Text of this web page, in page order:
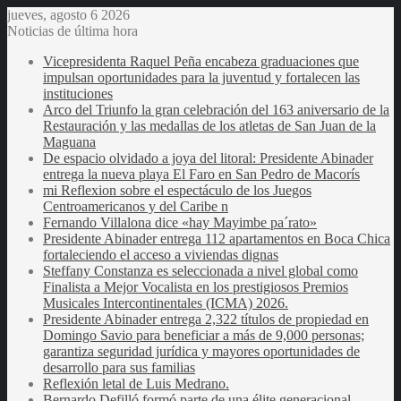
jueves, agosto 6 2026
Noticias de última hora
Vicepresidenta Raquel Peña encabeza graduaciones que
impulsan oportunidades para la juventud y fortalecen las
instituciones
Arco del Triunfo la gran celebración del 163 aniversario de la
Restauración y las medallas de los atletas de San Juan de la
Maguana
De espacio olvidado a joya del litoral: Presidente Abinader
entrega la nueva playa El Faro en San Pedro de Macorís
mi Reflexion sobre el espectáculo de los Juegos
Centroamericanos y del Caribe n
Fernando Villalona dice «hay Mayimbe pa´rato»
Presidente Abinader entrega 112 apartamentos en Boca Chica
fortaleciendo el acceso a viviendas dignas
Steffany Constanza es seleccionada a nivel global como
Finalista a Mejor Vocalista en los prestigiosos Premios
Musicales Intercontinentales (ICMA) 2026.
Presidente Abinader entrega 2,322 títulos de propiedad en
Domingo Savio para beneficiar a más de 9,000 personas;
garantiza seguridad jurídica y mayores oportunidades de
desarrollo para sus familias
Reflexión letal de Luis Medrano.